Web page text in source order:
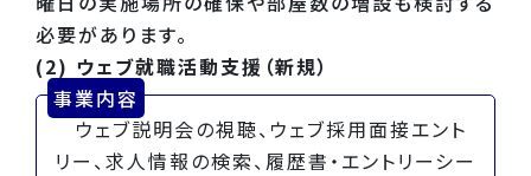
必要があります。
(2) ウェブ就職活動支援（新規）
事業内容
ウェブ説明会の視聴、ウェブ採用面接エント
リー、求人情報の検索、履歴書・エントリーシー